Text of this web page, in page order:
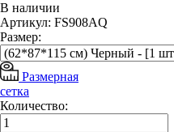
В наличии
Артикул: FS908AQ
Размер:
Размерная
сетка
Количество: